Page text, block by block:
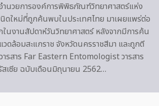
ำนวยการองค์การพิพิธภัณฑ์วิทยาศาสตร์แห่ง
ดใหม่ที่ถูกค้นพบในประเทศไทย มาเผยแพร่ต่อ
นงานสัปดาห์วันวิทยาศาสตร์ หลังจากมีการค้น
ดล้อมสะแกราช จังหวัดนครราชสีมา และถูกตี
รสาร Far Eastern Entomologist วารสาร
สเซีย ฉบับเดือนมิถุนายน 2562…